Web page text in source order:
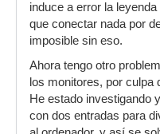
induce a error la
que conectar nada por
imposible sin eso.
Ahora tengo otro
los monitores, por culpa
He estado investigando
con dos entradas para